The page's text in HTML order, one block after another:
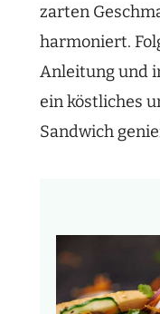
zarten
harmoniert.
Anleitung und
ein köstliches
Sandwich